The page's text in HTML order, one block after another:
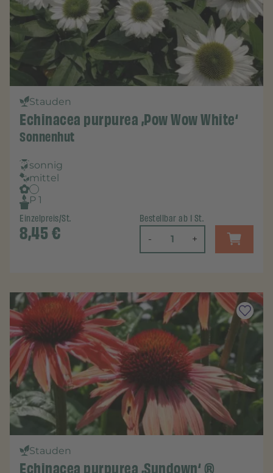
Stauden
Echinacea purpurea ‚Pow Wow White‘
Sonnenhut
sonnig
mittel
P 1
Einzelpreis/St.
8,45€
Bestellbar ab 1 St.
- +
Stauden
Echinacea purpurea ‚Sundown‘ ®